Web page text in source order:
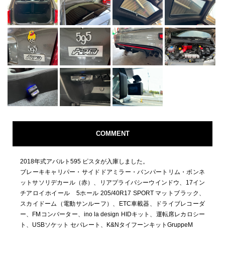
COMMENT
2018年式アバルト595 ピスタが入庫しました。
ブレーキキャリパー・サイドドアミラー・バンパートリム・ボンネ
ットサソリデカール（赤）、リアプライバシーウインドウ、17イン
チアロイホイール 5ホール 205/40R17 SPORT マットブラック、
スカイドーム（電動サンルーフ）、ETC車載器、ドライブレコーダ
ー、FMコンバーター、ino la design HIDキット、運転席レカロシー
ト、USBソケット セパレート、K&NタイフーンキットGruppeM